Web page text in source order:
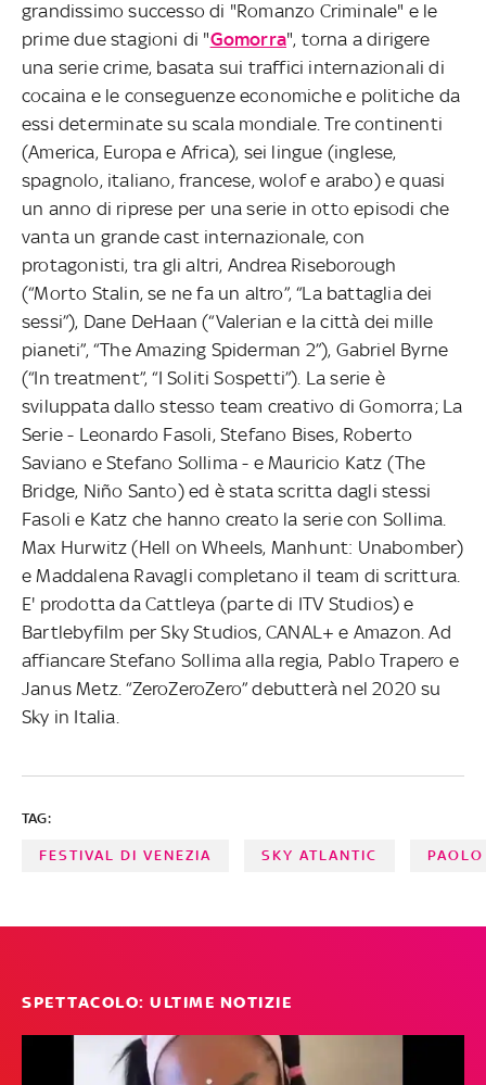
grandissimo successo di "Romanzo Criminale" e le
prime due stagioni di "Gomorra", torna a dirigere
una serie crime, basata sui traffici internazionali di
cocaina e le conseguenze economiche e politiche da
essi determinate su scala mondiale. Tre continenti
(America, Europa e Africa), sei lingue (inglese,
spagnolo, italiano, francese, wolof e arabo) e quasi
un anno di riprese per una serie in otto episodi che
vanta un grande cast internazionale, con
protagonisti, tra gli altri, Andrea Riseborough
(“Morto Stalin, se ne fa un altro”, “La battaglia dei
sessi”), Dane DeHaan (“Valerian e la città dei mille
pianeti”, “The Amazing Spiderman 2”), Gabriel Byrne
(“In treatment”, “I Soliti Sospetti”). La serie è
sviluppata dallo stesso team creativo di Gomorra; La
Serie - Leonardo Fasoli, Stefano Bises, Roberto
Saviano e Stefano Sollima - e Mauricio Katz (The
Bridge, Niño Santo) ed è stata scritta dagli stessi
Fasoli e Katz che hanno creato la serie con Sollima.
Max Hurwitz (Hell on Wheels, Manhunt: Unabomber)
e Maddalena Ravagli completano il team di scrittura.
E' prodotta da Cattleya (parte di ITV Studios) e
Bartlebyfilm per Sky Studios, CANAL+ e Amazon. Ad
affiancare Stefano Sollima alla regia, Pablo Trapero e
Janus Metz. “ZeroZeroZero” debutterà nel 2020 su
Sky in Italia.
TAG:
FESTIVAL DI VENEZIA SKY ATLANTIC
SPETTACOLO: ULTIME NOTIZIE